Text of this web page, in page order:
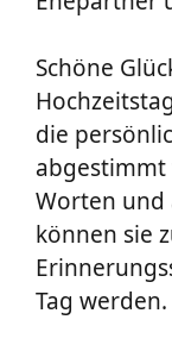
Schöne
die
Worten und
können sie
Tag werden.